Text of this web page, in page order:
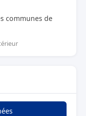
communes de